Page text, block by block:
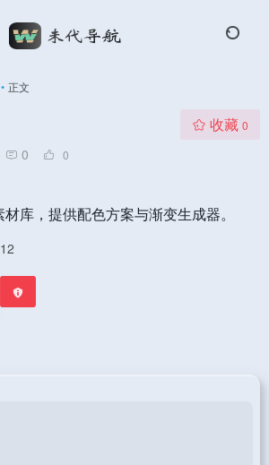
• 正文
0 0
收藏 0
库，提供配色方案与渐变生成器。